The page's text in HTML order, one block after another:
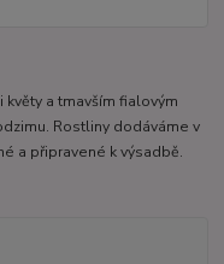
a tmavším fialovým
Rostliny dodáváme v
a připravené k výsadbě.